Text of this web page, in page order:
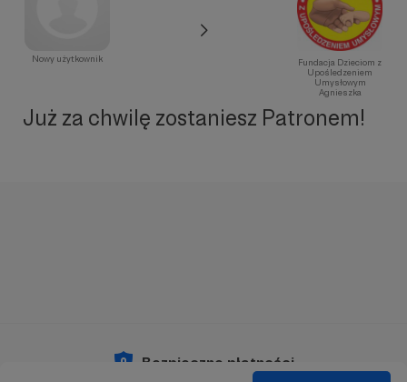
Nowy użytkownik
Fundacja Dzieciom z
Upośledzeniem
Umysłowym
Agnieszka
Już za chwilę zostaniesz Patronem!
Bezpieczne płatności